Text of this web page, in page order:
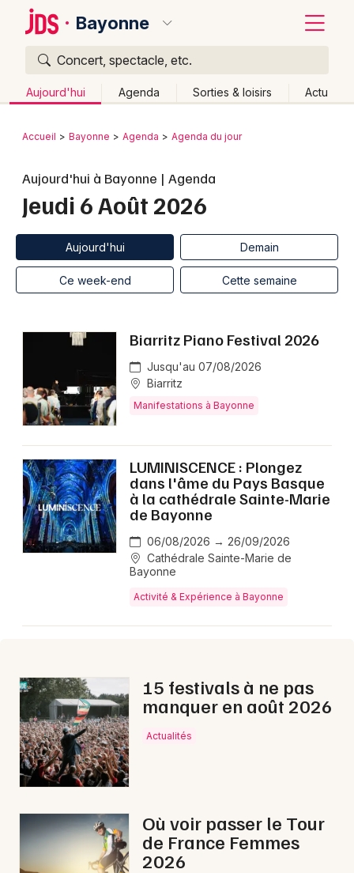
Bayonne
Concert, spectacle, etc.
Aujourd'hui Agenda Sorties & loisirs Actu
Publier un événement
Grands événements
Activité & Expérience
Foires & salons
Spectacles
Concerts
Sports
Soirées
Sorties famille
Aujourd'hui en Aquitaine
Aujourd'hui en Nouvelle-Aquitaine
Newsletter des sorties
Artistes en tournée
Colmar
Lille
Lyon
Marseille
Mulhouse
Nantes
Nice
Paris
Strasbourg
Toulouse
Toutes les villes
Retour
Accueil Bayonne Agenda Agenda du jour
Aujourd'hui à Bayonne | Agenda
Jeudi 6 Août 2026
Aujourd'hui Demain
Ce week-end Cette semaine
Biarritz Piano Festival 2026
Jusqu'au 07/08/2026
Biarritz
Manifestations à Bayonne
LUMINISCENCE : Plongez
dans l'âme du Pays Basque
à la cathédrale Sainte-Marie
de Bayonne
06/08/2026 → 26/09/2026
Cathédrale Sainte-Marie de
Bayonne
Activité & Expérience à Bayonne
15 festivals à ne pas
manquer en août 2026
Actualités
Où voir passer le Tour
de France Femmes
2026
Quoi ?
Où ?
Aquitaine
Partout Près de moi Changer de lieu
Quand ?
Aujourd'hui
Demain Ce week-end Autre